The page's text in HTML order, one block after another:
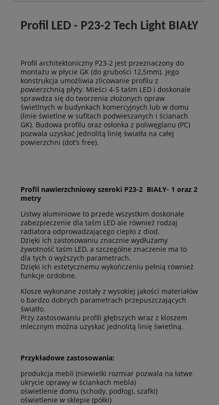
Profil LED - P23-2 Tech Light BIAŁY
Profil architektoniczny P23-2 jest przeznaczony do
montażu w płycie GK (do grubości 12,5mm). Jego
konstrukcja umożliwia zlicowanie profilu z
powierzchnią płyty. Mieści 4-5 taśm LED i doskonale
sprawdza się do tworzenia złożonych opraw
świetlnych w budynkach komercyjnych lub w domu
(linie świetlne w sufitach podwieszanych i ścianach
GK). Budowa profilu oraz osłonka z poliwęglanu (PC)
pozwala uzyskać jednolitą linię światła na całej
powierzchni (dot’s free).
Profil nawierzchniowy szeroki P23-2 BIAŁY- 1 oraz 2
metry
Listwy aluminiowe to przede wszystkim doskonałe
zabezpieczenie dla taśm LED ale również rodzaj
radiatora odprowadzającego ciepło z diod.
Dzięki ich zastosowaniu znacznie wydłużamy
żywotność taśm LED, a szczególne znaczenie ma to
dla tych o wyższych parametrach.
Dzięki ich estetycznemu wykończeniu pełnią również
funkcje ozdobne.
Klosze wykonane zostały z wysokiej jakości materiałów
o bardzo dobrych parametrach przepuszczających
światło.
Przy zastosowaniu profili głębszych wraz z kloszem
mlecznym można uzyskać jednolitą linię świetlną.
Przykładowe zastosowania:
produkcja mebli (niewielki rozmiar pozwala na łatwe
ukrycie oprawy w ściankach mebla)
oświetlenie domu (schody, podłogi, szafki)
oświetlenie w sklepie (półki)